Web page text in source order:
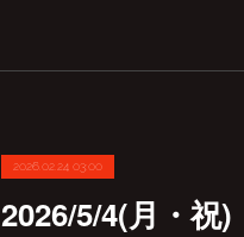
2026.02.24 03:00
2026/5/4(月・祝